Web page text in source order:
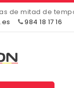
de mitad de
984 18 17 16